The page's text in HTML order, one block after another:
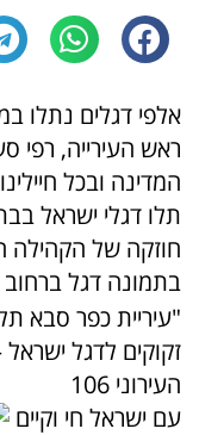
אלפי דגלים נתלו
ראש העירייה,
המדינה ובכל
תלו דגלי ישראל
חוזקה של הקהילה
בתמונה דגל
"עיריית כפר סבא
זקוקים לדגל
העירוני 106
עם ישראל חי וקיים